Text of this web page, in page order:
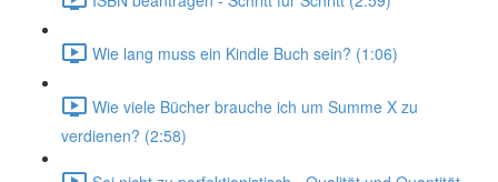
Wie lang muss ein Kindle Buch sein? (1:06)
Wie viele Bücher brauche ich um Summe X zu
verdienen? (2:58)